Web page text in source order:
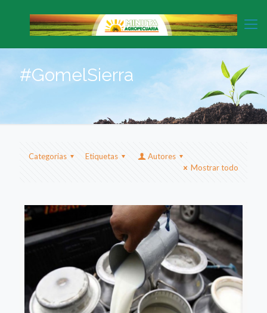
#GomelSierra
Categorias Etiquetas
Autores
Mostrar todo